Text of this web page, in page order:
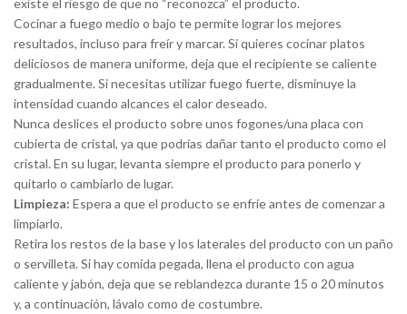
existe el riesgo de que no “reconozca” el producto.
Cocinar a fuego medio o bajo te permite lograr los mejores
resultados, incluso para freír y marcar. Si quieres cocinar platos
deliciosos de manera uniforme, deja que el recipiente se caliente
gradualmente. Si necesitas utilizar fuego fuerte, disminuye la
intensidad cuando alcances el calor deseado.
Nunca deslices el producto sobre unos fogones/una placa con
cubierta de cristal, ya que podrías dañar tanto el producto como el
cristal. En su lugar, levanta siempre el producto para ponerlo y
quitarlo o cambiarlo de lugar.
Limpieza: Espera a que el producto se enfríe antes de comenzar a
limpiarlo.
Retira los restos de la base y los laterales del producto con un paño
o servilleta. Si hay comida pegada, llena el producto con agua
caliente y jabón, deja que se reblandezca durante 15 o 20 minutos
y, a continuación, lávalo como de costumbre.